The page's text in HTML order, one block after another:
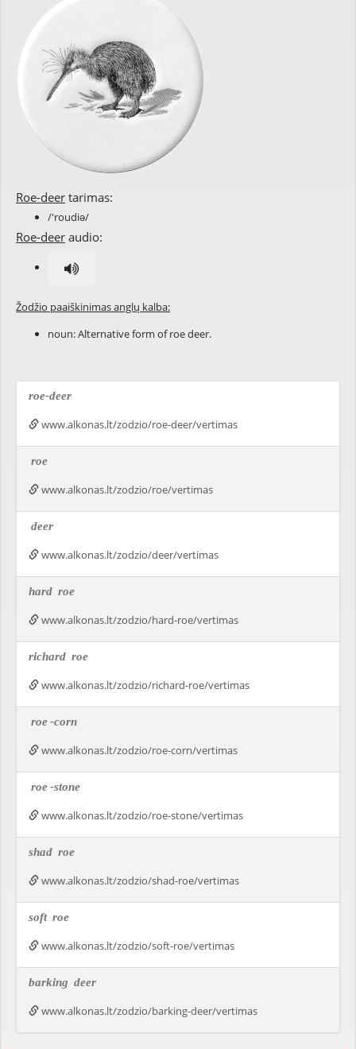
Roe-deer tarimas:
/'roudiə/
Roe-deer audio:
Žodžio paaiškinimas anglų kalba:
noun: Alternative form ofroe deer.
roe-deer
www.alkonas.lt/zodzio/roe-deer/vertimas
roe
www.alkonas.lt/zodzio/roe/vertimas
deer
www.alkonas.lt/zodzio/deer/vertimas
hard roe
www.alkonas.lt/zodzio/hard-roe/vertimas
richard roe
www.alkonas.lt/zodzio/richard-roe/vertimas
roe-corn
www.alkonas.lt/zodzio/roe-corn/vertimas
roe-stone
www.alkonas.lt/zodzio/roe-stone/vertimas
shad roe
www.alkonas.lt/zodzio/shad-roe/vertimas
soft roe
www.alkonas.lt/zodzio/soft-roe/vertimas
barking deer
www.alkonas.lt/zodzio/barking-deer/vertimas